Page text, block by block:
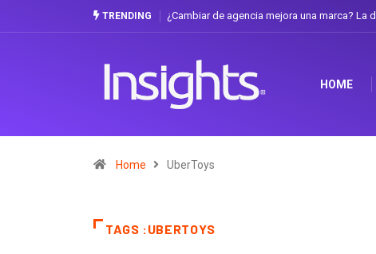
TRENDING ¿Cambiar de agencia mejora una marca? La
HOME
Home UberToys
TAGS :UBERTOYS